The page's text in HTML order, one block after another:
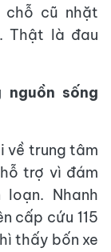
chỗ cũ nhặt
Thật là đau
nguồn sống
về trung tâm
trợ vì đám
Nhanh
cấp cứu 115
thấy bốn xe